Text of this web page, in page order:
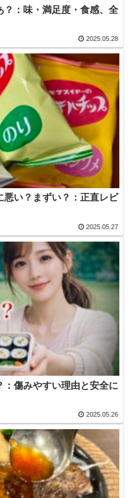
：味・満足度・食感、全
2025.05.28
い？まずい？：正直レビ
2025.05.27
傷みやすい理由と安全に
2025.05.26